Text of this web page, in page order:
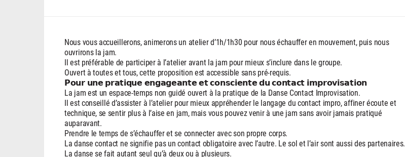
Nous vous accueillerons, animerons un atelier d’1h/1h30 pour nous échauffer en mouvement, puis nous
ouvrirons la jam.
Il est préférable de participer à l’atelier avant la jam pour mieux s’inclure dans le groupe.
Ouvert à toutes et tous, cette proposition est accessible sans pré-requis.
𝗣𝗼𝘂𝗿 𝘂𝗻𝗲 𝗽𝗿𝗮𝘁𝗶𝗾𝘂𝗲 𝗲𝗻𝗴𝗮𝗴𝗲𝗮𝗻𝘁𝗲 𝗲𝘁 𝗰𝗼𝗻𝘀𝗰𝗶𝗲𝗻𝘁𝗲 𝗱𝘂 𝗰𝗼𝗻𝘁𝗮𝗰𝘁 𝗶𝗺𝗽𝗿𝗼𝘃𝗶𝘀𝗮𝘁𝗶𝗼𝗻
La jam est un espace-temps non guidé ouvert à la pratique de la Danse Contact Improvisation.
Il est conseillé d’assister à l’atelier pour mieux appréhender le langage du contact impro, affiner écoute et
technique, se sentir plus à l’aise en jam, mais vous pouvez venir à une jam sans avoir jamais pratiqué
auparavant.
Prendre le temps de s’échauffer et se connecter avec son propre corps.
La danse contact ne signifie pas un contact obligatoire avec l’autre. Le sol et l’air sont aussi des partenaires.
La danse se fait autant seul qu’à deux ou à plusieurs.